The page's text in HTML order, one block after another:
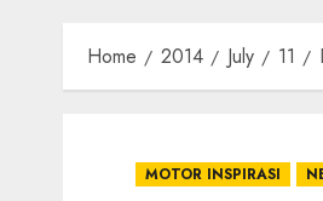
Home 2014 July 11
MOTOR INSPIRASI